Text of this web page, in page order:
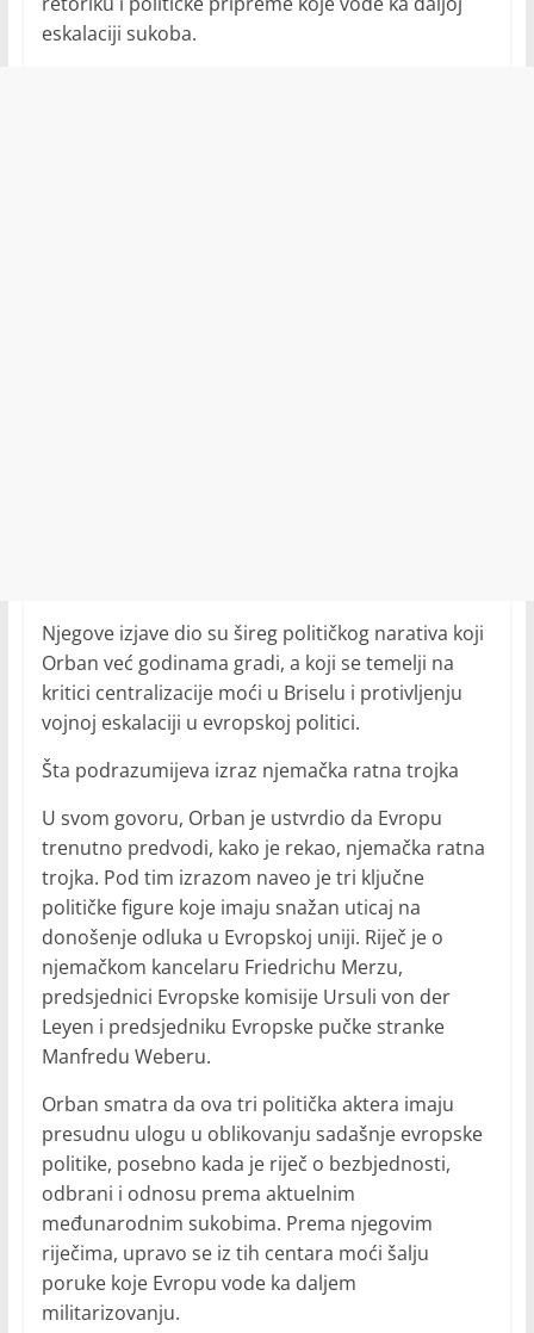
eskalaciji sukoba.
Njegove izjave dio su šireg političkog narativa koji
Orban već godinama gradi, a koji se temelji na
kritici centralizacije moći u Briselu i protivljenju
vojnoj eskalaciji u evropskoj politici.
Šta podrazumijeva izraz njemačka ratna trojka
U svom govoru, Orban je ustvrdio da Evropu
trenutno predvodi, kako je rekao, njemačka ratna
trojka. Pod tim izrazom naveo je tri ključne
političke figure koje imaju snažan uticaj na
donošenje odluka u Evropskoj uniji. Riječ je o
njemačkom kancelaru Friedrichu Merzu,
predsjednici Evropske komisije Ursuli von der
Leyen i predsjedniku Evropske pučke stranke
Manfredu Weberu.
Orban smatra da ova tri politička aktera imaju
presudnu ulogu u oblikovanju sadašnje evropske
politike, posebno kada je riječ o bezbjednosti,
odbrani i odnosu prema aktuelnim
međunarodnim sukobima. Prema njegovim
riječima, upravo se iz tih centara moći šalju
poruke koje Evropu vode ka daljem
militarizovanju.